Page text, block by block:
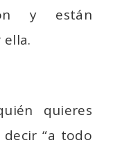
y están
quieres
“a todo